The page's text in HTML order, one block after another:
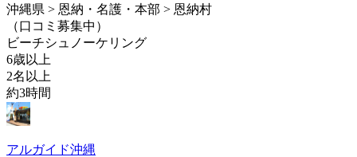
沖縄県 > 恩納・名護・本部 > 恩納村
（口コミ募集中）
ビーチシュノーケリング
6歳以上
2名以上
約3時間
アルガイド沖縄